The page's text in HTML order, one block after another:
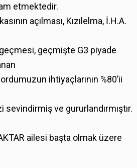
etmektedir.
açılması, Kızılelma, İ.H.A.
geçmişte G3 piyade
ihtiyaçlarının %80’ii
ve gururlandırmıştır.
ailesi başta olmak üzere